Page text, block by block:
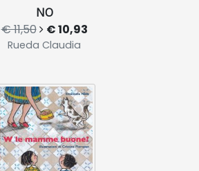
NO
€ 11,50 € 10,93
Rueda Claudia